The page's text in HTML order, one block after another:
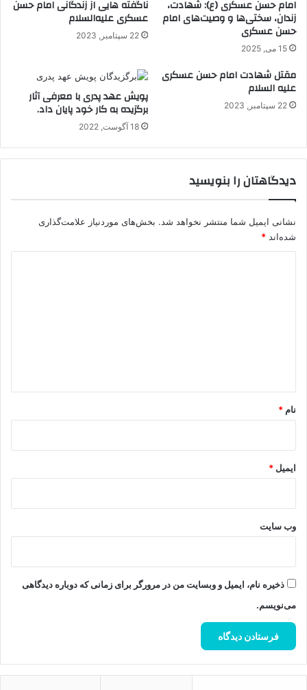
امام حسن عسکری (ع): شهادت،
زندان، سختی‌ها و وصیت‌های امام
حسن عسکری
15 می, 2025
ناگفته هایی از زندگانی امام حسن
عسکری علیه‌السلام
22 سپتامبر, 2023
مقتل شهادت امام حسن عسکری
علیه السلام
22 سپتامبر, 2023 پویش عهد پدری با معرفی آثار
برگزیده به کار خود پایان داد.
18 آگوست, 2022
دیدگاهتان را بنویسید
نشانی ایمیل شما منتشر نخواهد شد. بخش‌های موردنیاز علامت‌گذاری
شده‌اند *
نام *
ایمیل *
وب‌ سایت
ذخیره نام، ایمیل و وبسایت من در مرورگر برای زمانی که دوباره دیدگاهی
می‌نویسم.